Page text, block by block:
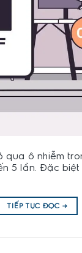
ô nhiễm
5 lần. Đặc
TIẾP TỤC ĐỌC→